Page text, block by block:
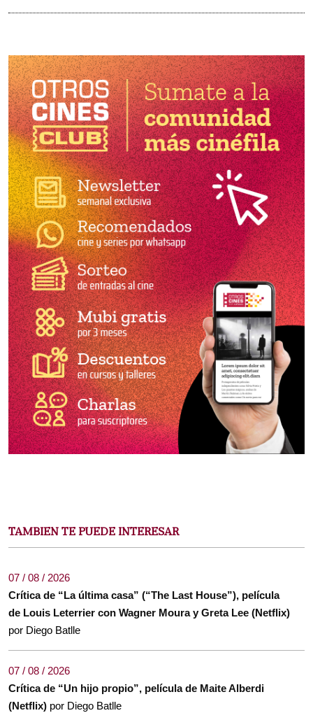
TAMBIEN TE PUEDE INTERESAR
07 / 08 / 2026
Crítica de “La última casa” (“The Last House”), película
de Louis Leterrier con Wagner Moura y Greta Lee (Netflix)
por Diego Batlle
07 / 08 / 2026
Crítica de “Un hijo propio”, película de Maite Alberdi
(Netflix) por Diego Batlle